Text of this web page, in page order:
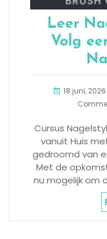
Leer
Volg
18 juni, 2026
Cursus
vanuit Huis
gedroomd van
Met de
nu mogelijk om